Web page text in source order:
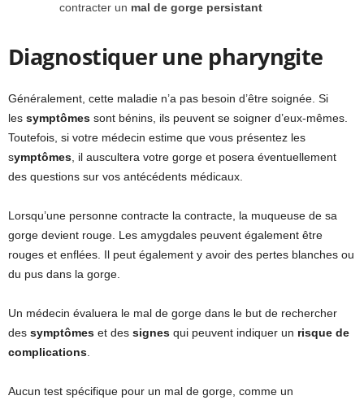
contracter un mal de gorge persistant
Diagnostiquer une pharyngite
Généralement, cette maladie n’a pas besoin d’être soignée. Si
les symptômes sont bénins, ils peuvent se soigner d’eux-mêmes.
Toutefois, si votre médecin estime que vous présentez les
symptômes, il auscultera votre gorge et posera éventuellement
des questions sur vos antécédents médicaux.
Lorsqu’une personne contracte la contracte, la muqueuse de sa
gorge devient rouge. Les amygdales peuvent également être
rouges et enflées. Il peut également y avoir des pertes blanches ou
du pus dans la gorge.
Un médecin évaluera le mal de gorge dans le but de rechercher
des symptômes et des signes qui peuvent indiquer un risque de
complications.
Aucun test spécifique pour un mal de gorge, comme un